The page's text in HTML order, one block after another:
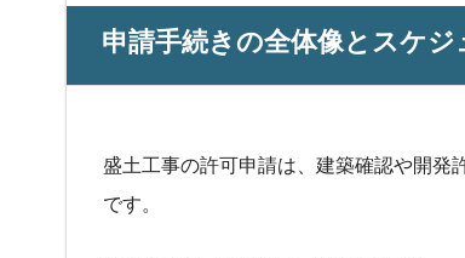
申請手続きの全体像とスケジ
盛土工事の許可申請は、建築確認や開発
です。